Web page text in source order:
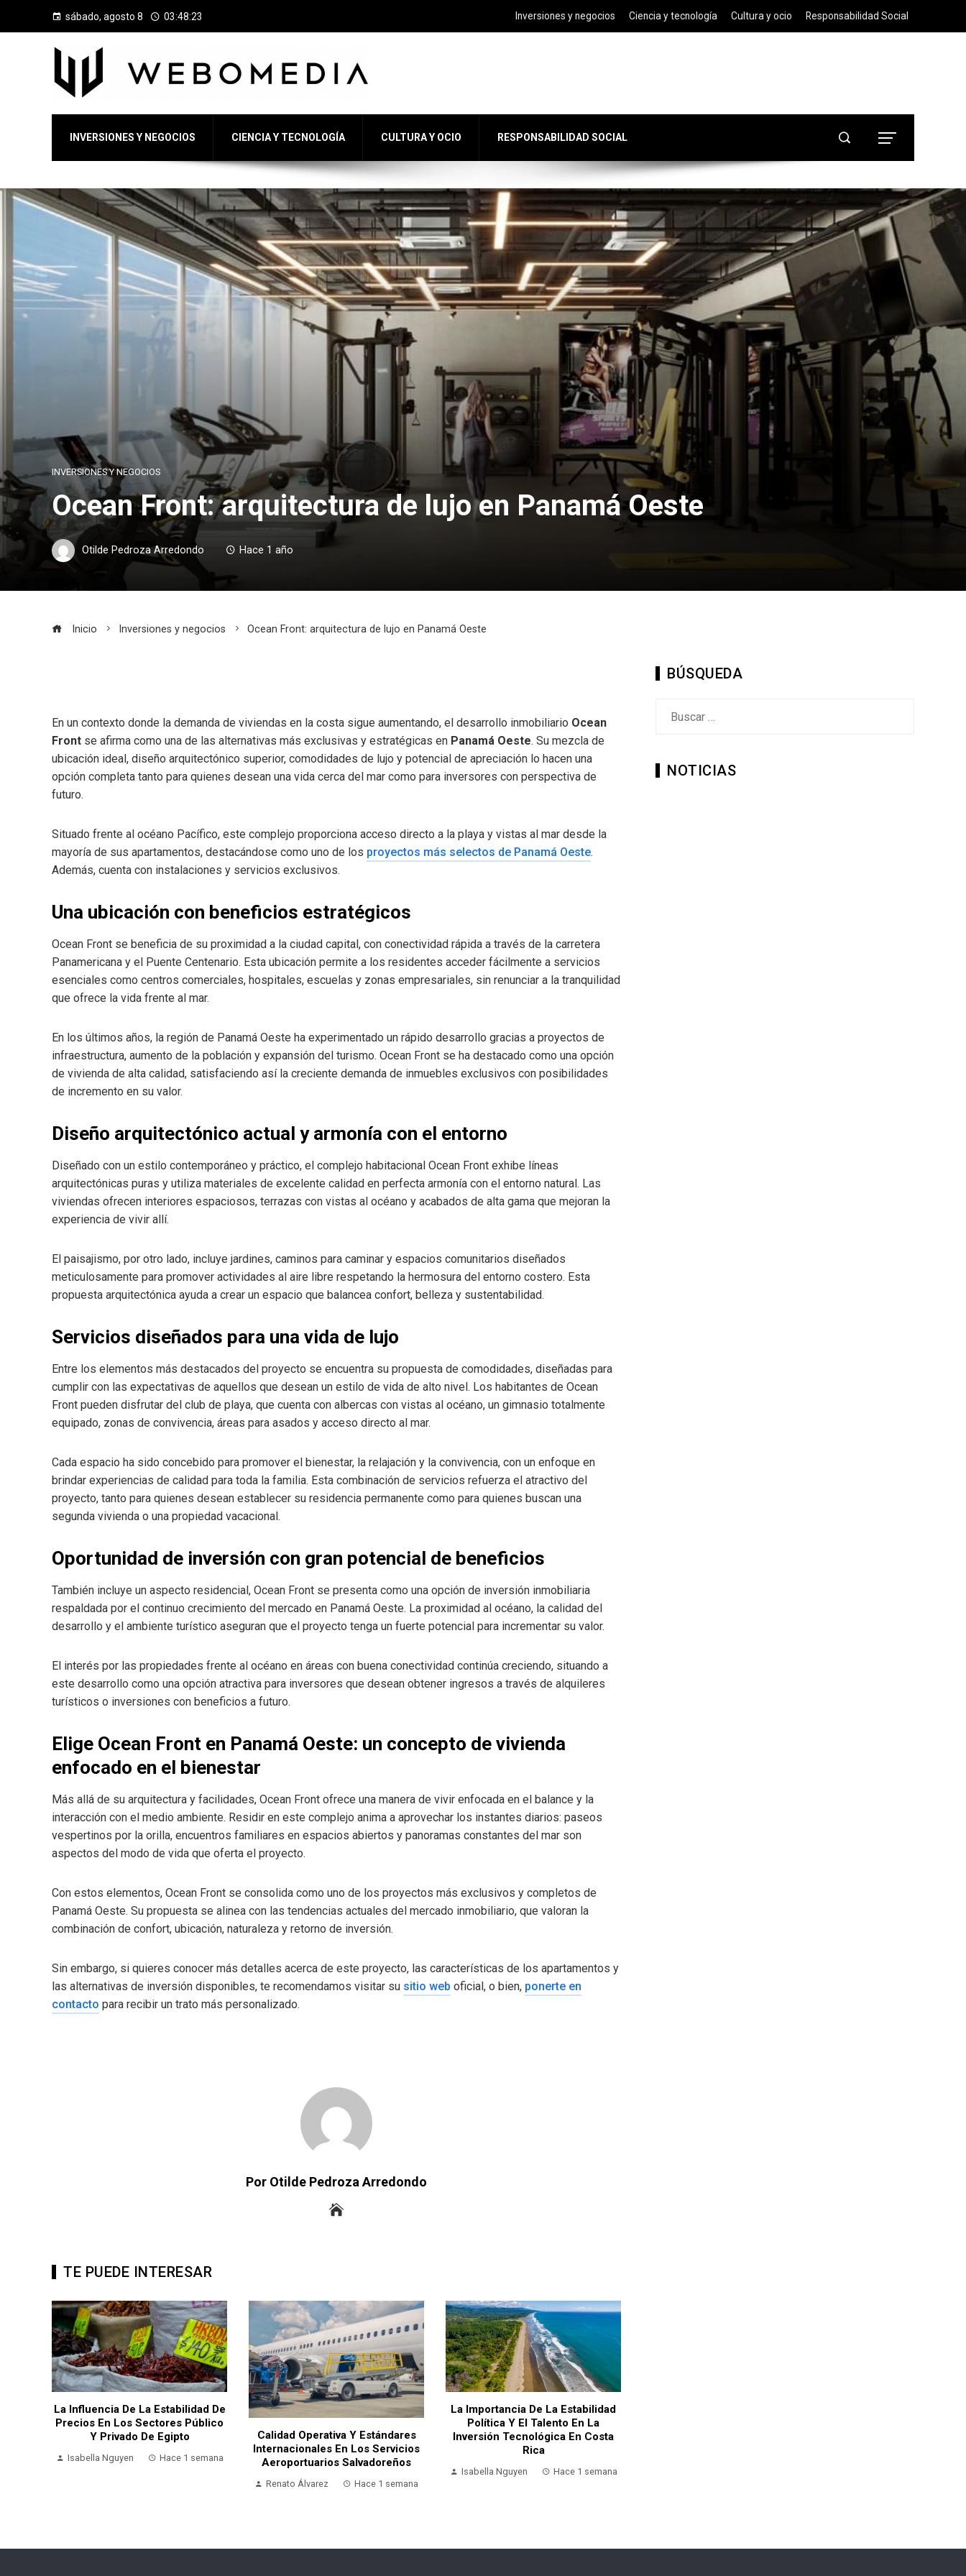
sábado, agosto 8 03:48:24 Inversiones y negocios Ciencia y tecnología Cultura y ocio Responsabilidad Social
INVERSIONES Y NEGOCIOS CIENCIA Y TECNOLOGÍA CULTURA Y OCIO RESPONSABILIDAD SOCIAL
INVERSIONES Y NEGOCIOS
Ocean Front: arquitectura de lujo en Panamá Oeste
Otilde Pedroza Arredondo Hace 1 año
Inicio Inversiones y negocios Ocean Front: arquitectura de lujo en Panamá Oeste
En un contexto donde la demanda de viviendas en la costa sigue aumentando, el desarrollo inmobiliario Ocean
Front se afirma como una de las alternativas más exclusivas y estratégicas en Panamá Oeste. Su mezcla de
ubicación ideal, diseño arquitectónico superior, comodidades de lujo y potencial de apreciación lo hacen una
opción completa tanto para quienes desean una vida cerca del mar como para inversores con perspectiva de
futuro.
Situado frente al océano Pacífico, este complejo proporciona acceso directo a la playa y vistas al mar desde la
mayoría de sus apartamentos, destacándose como uno de los proyectos más selectos de Panamá Oeste.
Además, cuenta con instalaciones y servicios exclusivos.
Una ubicación con beneficios estratégicos
Ocean Front se beneficia de su proximidad a la ciudad capital, con conectividad rápida a través de la carretera
Panamericana y el Puente Centenario. Esta ubicación permite a los residentes acceder fácilmente a servicios
esenciales como centros comerciales, hospitales, escuelas y zonas empresariales, sin renunciar a la tranquilidad
que ofrece la vida frente al mar.
En los últimos años, la región de Panamá Oeste ha experimentado un rápido desarrollo gracias a proyectos de
infraestructura, aumento de la población y expansión del turismo. Ocean Front se ha destacado como una opción
de vivienda de alta calidad, satisfaciendo así la creciente demanda de inmuebles exclusivos con posibilidades
de incremento en su valor.
Diseño arquitectónico actual y armonía con el entorno
Diseñado con un estilo contemporáneo y práctico, el complejo habitacional Ocean Front exhibe líneas
arquitectónicas puras y utiliza materiales de excelente calidad en perfecta armonía con el entorno natural. Las
viviendas ofrecen interiores espaciosos, terrazas con vistas al océano y acabados de alta gama que mejoran la
experiencia de vivir allí.
El paisajismo, por otro lado, incluye jardines, caminos para caminar y espacios comunitarios diseñados
meticulosamente para promover actividades al aire libre respetando la hermosura del entorno costero. Esta
propuesta arquitectónica ayuda a crear un espacio que balancea confort, belleza y sustentabilidad.
Servicios diseñados para una vida de lujo
Entre los elementos más destacados del proyecto se encuentra su propuesta de comodidades, diseñadas para
cumplir con las expectativas de aquellos que desean un estilo de vida de alto nivel. Los habitantes de Ocean
Front pueden disfrutar del club de playa, que cuenta con albercas con vistas al océano, un gimnasio totalmente
equipado, zonas de convivencia, áreas para asados y acceso directo al mar.
Cada espacio ha sido concebido para promover el bienestar, la relajación y la convivencia, con un enfoque en
brindar experiencias de calidad para toda la familia. Esta combinación de servicios refuerza el atractivo del
proyecto, tanto para quienes desean establecer su residencia permanente como para quienes buscan una
segunda vivienda o una propiedad vacacional.
Oportunidad de inversión con gran potencial de beneficios
También incluye un aspecto residencial, Ocean Front se presenta como una opción de inversión inmobiliaria
respaldada por el continuo crecimiento del mercado en Panamá Oeste. La proximidad al océano, la calidad del
desarrollo y el ambiente turístico aseguran que el proyecto tenga un fuerte potencial para incrementar su valor.
El interés por las propiedades frente al océano en áreas con buena conectividad continúa creciendo, situando a
este desarrollo como una opción atractiva para inversores que desean obtener ingresos a través de alquileres
turísticos o inversiones con beneficios a futuro.
Elige Ocean Front en Panamá Oeste: un concepto de vivienda
enfocado en el bienestar
Más allá de su arquitectura y facilidades, Ocean Front ofrece una manera de vivir enfocada en el balance y la
interacción con el medio ambiente. Residir en este complejo anima a aprovechar los instantes diarios: paseos
vespertinos por la orilla, encuentros familiares en espacios abiertos y panoramas constantes del mar son
aspectos del modo de vida que oferta el proyecto.
Con estos elementos, Ocean Front se consolida como uno de los proyectos más exclusivos y completos de
Panamá Oeste. Su propuesta se alinea con las tendencias actuales del mercado inmobiliario, que valoran la
combinación de confort, ubicación, naturaleza y retorno de inversión.
Sin embargo, si quieres conocer más detalles acerca de este proyecto, las características de los apartamentos y
las alternativas de inversión disponibles, te recomendamos visitar su sitio web oficial, o bien, ponerte en
contacto para recibir un trato más personalizado.
Por Otilde Pedroza Arredondo
TE PUEDE INTERESAR
La Influencia De La Estabilidad De
Precios En Los Sectores Público
Y Privado De Egipto
Isabella Nguyen Hace 1 semana
Calidad Operativa Y Estándares
Internacionales En Los Servicios
Aeroportuarios Salvadoreños
Renato Álvarez Hace 1 semana
La Importancia De La Estabilidad
Política Y El Talento En La
Inversión Tecnológica En Costa
Rica
Isabella Nguyen Hace 1 semana
BÚSQUEDA
NOTICIAS